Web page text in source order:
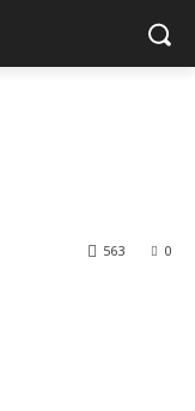
0
563